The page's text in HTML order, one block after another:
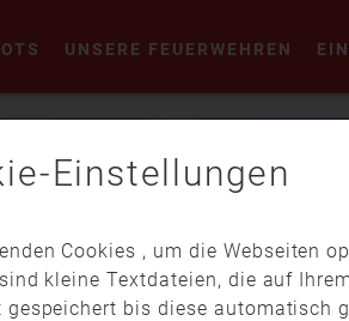
UNSERE FEUERWEHREN
Einstellungen
Cookies , um die Webseiten
kleine Textdateien, die auf
gespeichert bis diese automatisch